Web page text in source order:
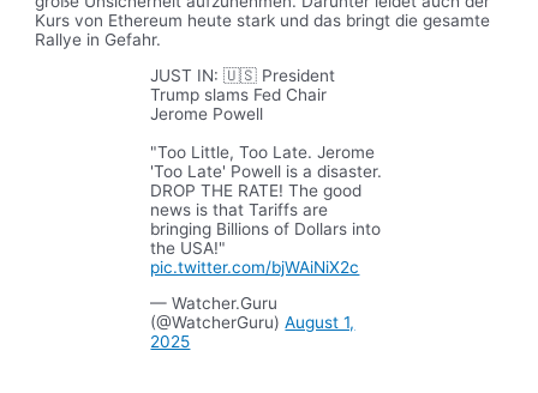
Kurs von Ethereum heute stark und das bringt die gesamte
Rallye in Gefahr.
JUST IN: 🇺🇸 President
Trump slams Fed Chair
Jerome Powell
"Too Little, Too Late. Jerome
'Too Late' Powell is a disaster.
DROP THE RATE! The good
news is that Tariffs are
bringing Billions of Dollars into
the USA!"
pic.twitter.com/bjWAiNiX2c
— Watcher.Guru
(@WatcherGuru)August 1,
2025